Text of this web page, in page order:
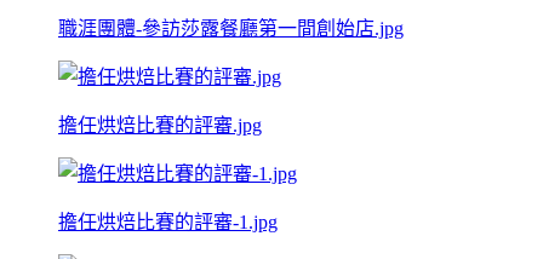
職涯團體-參訪莎露餐廳第一間創始店.jpg
擔任烘焙比賽的評審.jpg
擔任烘焙比賽的評審-1.jpg